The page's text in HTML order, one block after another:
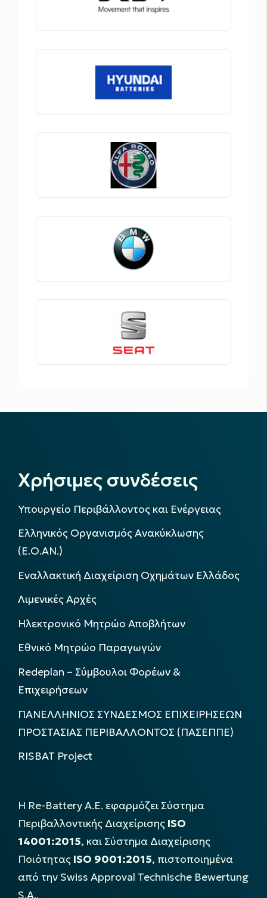
Χρήσιμες συνδέσεις
Υπουργείο Περιβάλλοντος και Ενέργειας
Ελληνικός Οργανισμός Ανακύκλωσης
(Ε.Ο.ΑΝ.)
Εναλλακτική Διαχείριση Οχημάτων Ελλάδος
Λιμενικές Αρχές
Ηλεκτρονικό Μητρώο Αποβλήτων
Εθνικό Μητρώο Παραγωγών
Redeplan – Σύμβουλοι Φορέων &
Επιχειρήσεων
ΠΑΝΕΛΛΗΝΙΟΣ ΣΥΝΔΕΣΜΟΣ ΕΠΙΧΕΙΡΗΣΕΩΝ
ΠΡΟΣΤΑΣΙΑΣ ΠΕΡΙΒΑΛΛΟΝΤΟΣ (ΠΑΣΕΠΠΕ)
RISBAT Project
Η Re-Battery Α.Ε. εφαρμόζει Σύστημα
Περιβαλλοντικής Διαχείρισης ISO
14001:2015, και Σύστημα Διαχείρισης
Ποιότητας ISO 9001:2015, πιστοποιημένα
από την Swiss Approval Technische Bewertung
S.A..